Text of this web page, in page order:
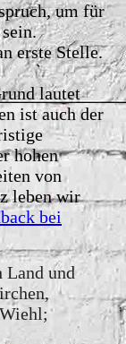
um für
erste Stelle.
lautet
ist auch der
hohen
von
leben wir
bei
Land und